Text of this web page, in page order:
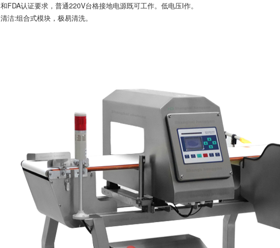
和FDA认证要求，普通220V台格接地电源既可工作。低电压I作。
清洁:组合式模块，极易清洗。